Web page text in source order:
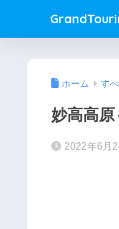
ホーム す
妙高高
2022年6月